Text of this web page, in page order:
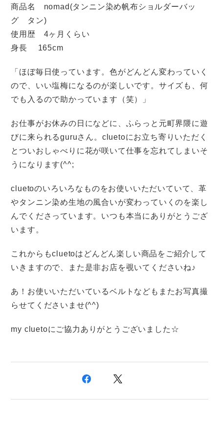
商品名 nomad(タンニン染め帆布ショルダーバッ
グ タン)
使用歴 4ヶ月くらい
身長 165cm
「ほぼ毎日使っています。色がどんどん変わっていく
ので、いい塩梅になるのが楽しいです。サイズも、何
でも入るので助かっています（笑）」
お仕事がお休みの日になどに、ふらっと元町界隈に遊
びに来られるguruさん。cluetoにお立ち寄りいただく
とついおしゃべりに花が咲いて仕事を忘れてしまいそ
うになります(^^;
cluetoのいろいろなものをお使いいただいていて、革
やタンニン染め生地の風合いが変わっていくのを楽し
んでくださっています。いつも本当にありがとうござ
います。
これからもcluetoはどんどん楽しい商品をご紹介して
いきますので、また是非お店を覗いてくださいね♪
あ！お使いいただいているベルトなどもまたお写真撮
らせてくださいませ(^^)
my cluetoにご協力ありがとうございました☆